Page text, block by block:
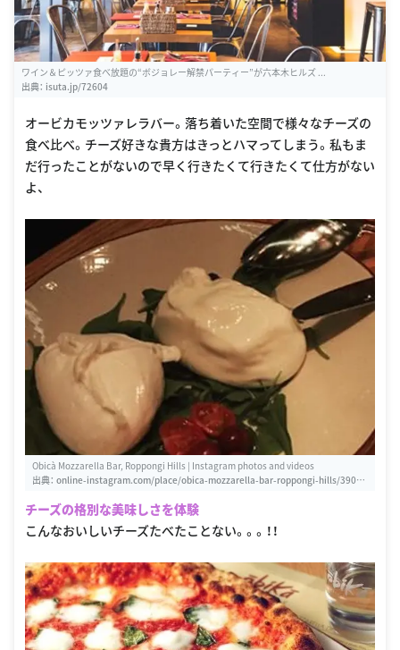
ワイン＆ピッツァ食べ放題の“ボジョレー解禁パーティー”が六本木ヒルズ ...
出典： isuta.jp/72604
オービカモッツァレラバー。落ち着いた空間で様々なチーズの
食べ比べ。チーズ好きな貴方はきっとハマってしまう。私もま
だ行ったことがないので早く行きたくて行きたくて仕方がない
よ、
Obicà Mozzarella Bar, Roppongi Hills | Instagram photos and videos
出典： online-instagram.com/place/obica-mozzarella-bar-roppongi-hills/39034
チーズの格別な美味しさを体験
こんなおいしいチーズたべたことない。。。！！